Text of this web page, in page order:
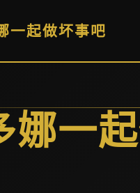
一起做坏事吧
娜一